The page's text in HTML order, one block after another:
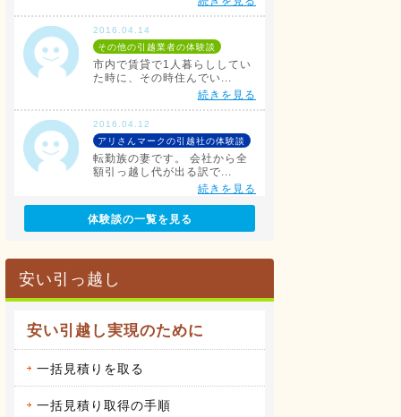
2016.04.14
その他の引越業者の体験談
市内で賃貸で1人暮らししてい
た時に、その時住んでい...
続きを見る
2016.04.12
アリさんマークの引越社の体験談
転勤族の妻です。 会社から全
額引っ越し代が出る訳で...
続きを見る
2016.04.14
サカイ引越センターの体験談
アート引越センターの体験談
私は、仕事の関係で人事異動が
2016.04.12
体験談の一覧を見る
安い引っ越し
安い引越し実現のために
一括見積りを取る
一括見積り取得の手順